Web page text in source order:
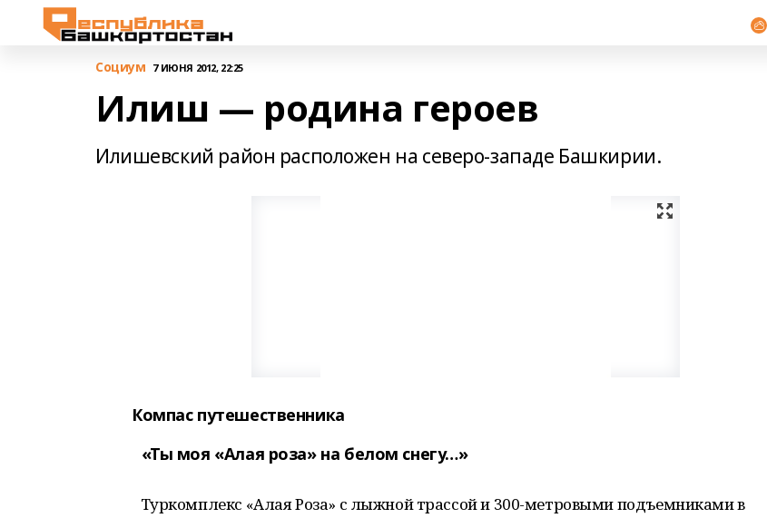
Cоциум 7 ИЮНЯ 2012, 22:25
Илиш — родина героев
Илишевский район расположен на северо-западе Башкирии.
Компас путешественника
«Ты моя «Алая роза» на белом снегу…»
Туркомплекс «Алая Роза» с лыжной трассой и 300-метровыми подъемниками в